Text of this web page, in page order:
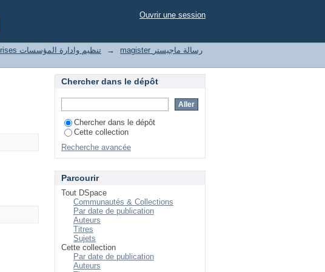
Ouvrir une session
Organization and management of enterprises تنظيم وادارة المؤسسات →
magister رسالة ماجيستر
Chercher dans le dépôt
Chercher dans le dépôt
Cette collection
Recherche avancée
Parcourir
Tout DSpace
Communautés & Collections
Par date de publication
Auteurs
Titres
Sujets
Cette collection
Par date de publication
Auteurs